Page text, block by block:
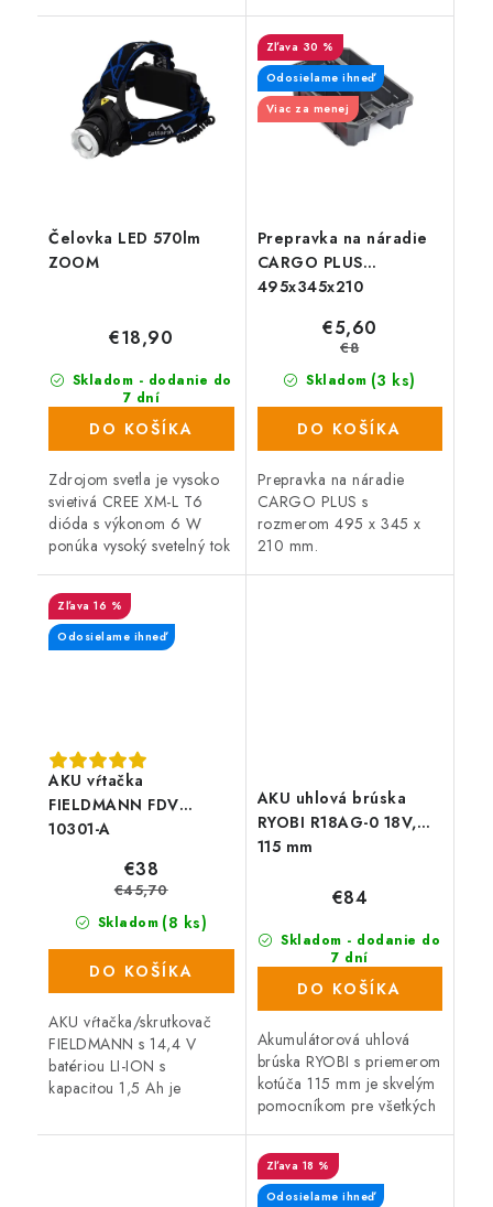
zipsu.
Čelovka LED 570lm
ZOOM
Skladom - dodanie do
7 dní
(6 ks)
€18,90
DO KOŠÍKA
Zdrojom svetla je vysoko
svietivá CREE XM-L T6
dióda s výkonom 6 W
ponúka vysoký svetelný tok
ponúkne dosvit až do
vzdialenosti 500 m a je
vybavená funkciou...
Prepravka na náradie
CARGO PLUS
495x345x210
30 %
Odosielame ihneď
Viac za menej
Skladom (3 ks)
€5,60
€8
DO KOŠÍKA
Prepravka na náradie
CARGO PLUS s
rozmerom 495 x 345 x
210 mm.
AKU vŕtačka
FIELDMANN FDV
10301-A
16 %
Odosielame ihneď
Skladom (8 ks)
€38
€45,70
DO KOŠÍKA
AKU vŕtačka/skrutkovač
FIELDMANN s 14,4 V
batériou LI-ION s
kapacitou 1,5 Ah je
všetkých domácich
AKU uhlová brúska
RYOBI R18AG-0 18V,
115 mm
Skladom - dodanie do
7 dní
(>1000 ks)
€84
DO KOŠÍKA
Akumulátorová uhlová
brúska RYOBI s priemerom
kotúča 115 mm je skvelým
pomocníkom pre všetkých
remeselníkov. Tento model
patrí do radu One Plus™ a
je...
18 %
Odosielame ihneď